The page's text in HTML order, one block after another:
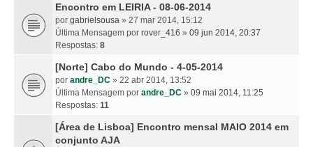
Encontro em LEIRIA - 08-06-2014
por gabrielsousa » 27 mar 2014, 15:12
Última Mensagem por rover_416 » 09 jun 2014, 20:37
Respostas: 8
[Norte] Cabo do Mundo - 4-05-2014
por andre_DC » 22 abr 2014, 13:52
Última Mensagem por andre_DC » 09 mai 2014, 11:25
Respostas: 11
[Área de Lisboa] Encontro mensal MAIO 2014 em
conjunto AJA